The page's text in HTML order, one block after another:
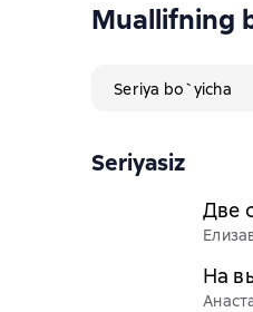
Muallifning
Seriya bo`yicha
Seriyasiz
Две
На